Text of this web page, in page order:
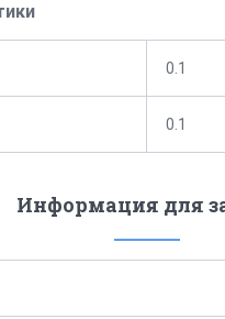
0.1
0.1
Информация для